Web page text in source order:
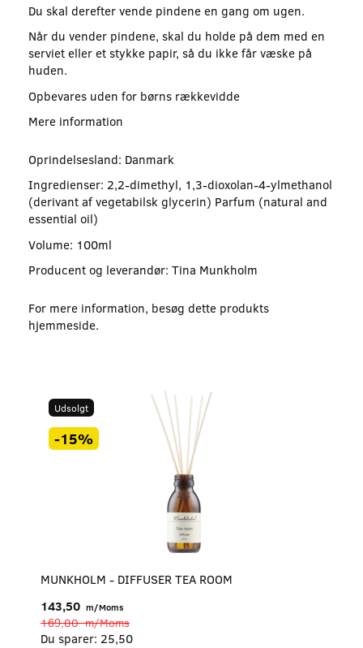
Du skal derefter vende pindene en gang om ugen.
Når du vender pindene, skal du holde på dem med en
serviet eller et stykke papir, så du ikke får væske på
huden.
Opbevares uden for børns rækkevidde
Mere information
Oprindelsesland: Danmark
Ingredienser: 2,2-dimethyl, 1,3-dioxolan-4-ylmethanol
(derivant af vegetabilsk glycerin) Parfum (natural and
essential oil)
Volume: 100ml
Producent og leverandør: Tina Munkholm
For mere information, besøg dette produkts
hjemmeside.
Udsolgt
-15%
MUNKHOLM - DIFFUSER TEA ROOM
143,50 m/Moms
169,00m/Moms
Du sparer: 25,50